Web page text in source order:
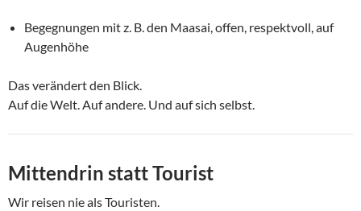
Begegnungen mit z. B. den Maasai, offen, respektvoll, auf
Augenhöhe
Das verändert den Blick.
Auf die Welt. Auf andere. Und auf sich selbst.
Mittendrin statt Tourist
Wir reisen nie als Touristen.